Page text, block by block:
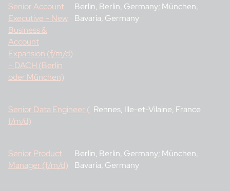
Senior Account
Executive – New
Business &
Account
Expansion (f/m/d)
– DACH (Berlin
oder München)
Berlin, Berlin, Germany; München,
Bavaria, Germany
Senior Data Engineer (
f/m/d)
Rennes, Ille-et-Vilaine, France
Senior Product
Manager (f/m/d)
Berlin, Berlin, Germany; München,
Bavaria, Germany